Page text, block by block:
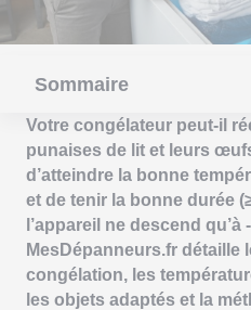
Sommaire
Votre congélateur peut-il
punaises de lit et leurs
d’atteindre la bonne
et de tenir la bonne durée
l’appareil ne descend qu’à
MesDépanneurs.fr détaille
congélation, les
les objets adaptés et la